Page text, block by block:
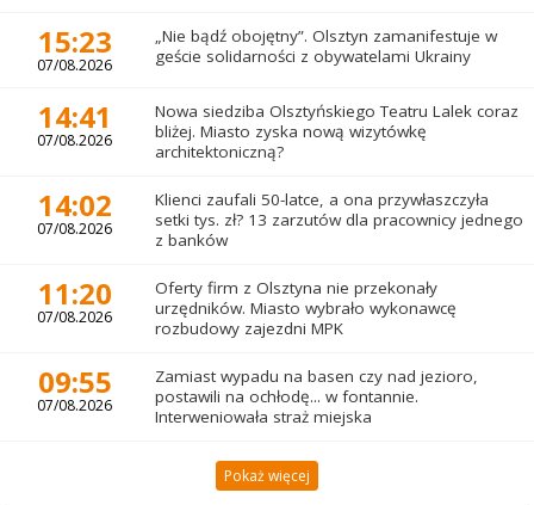
15:23
07/08.2026
„Nie bądź obojętny”. Olsztyn zamanifestuje w
geście solidarności z obywatelami Ukrainy
14:41
07/08.2026
Nowa siedziba Olsztyńskiego Teatru Lalek coraz
bliżej. Miasto zyska nową wizytówkę
architektoniczną?
14:02
07/08.2026
Klienci zaufali 50-latce, a ona przywłaszczyła
setki tys. zł? 13 zarzutów dla pracownicy jednego
z banków
11:20
07/08.2026
Oferty firm z Olsztyna nie przekonały
urzędników. Miasto wybrało wykonawcę
rozbudowy zajezdni MPK
09:55
07/08.2026
Zamiast wypadu na basen czy nad jezioro,
postawili na ochłodę... w fontannie.
Interweniowała straż miejska
Pokaż więcej